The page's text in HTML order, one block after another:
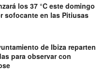
los 37 °C este domingo
sofocante en las Pitiusas
de Ibiza reparten
para observar con